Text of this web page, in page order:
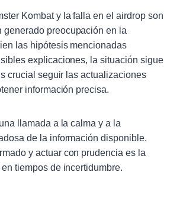
Kombat y la falla en el airdrop son
generado preocupación en la
las hipótesis mencionadas
explicaciones, la situación sigue
crucial seguir las actualizaciones
información precisa.
llamada a la calma y a la
de la información disponible.
y actuar con prudencia es la
tiempos de incertidumbre.